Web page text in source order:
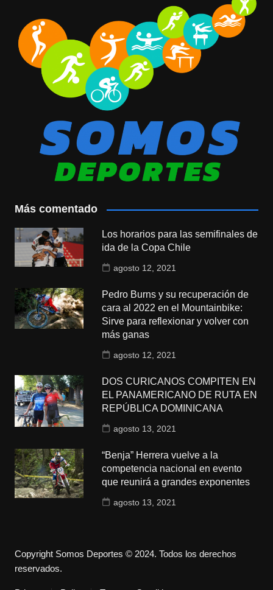
Más comentado
Los horarios para las semifinales de
ida de la Copa Chile
agosto 12, 2021
Pedro Burns y su recuperación de
cara al 2022 en el Mountainbike:
Sirve para reflexionar y volver con
más ganas
agosto 12, 2021
DOS CURICANOS COMPITEN EN
EL PANAMERICANO DE RUTA EN
REPÚBLICA DOMINICANA
agosto 13, 2021
“Benja” Herrera vuelve a la
competencia nacional en evento
que reunirá a grandes exponentes
agosto 13, 2021
Copyright Somos Deportes © 2024. Todos los derechos
reservados.